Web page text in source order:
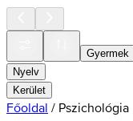
Gyermek
Nyelv
Kerület
Főoldal / Pszichológia